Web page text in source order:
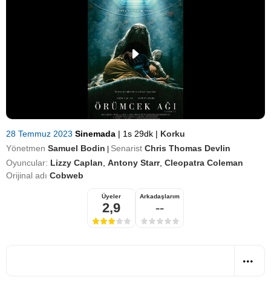
28 Temmuz 2023 Sinemada | 1s 29dk | Korku
Yönetmen Samuel Bodin Senarist Chris Thomas Devlin
Oyuncular: Lizzy Caplan Antony Starr, Cleopatra Coleman
Orijinal adı Cobweb
Üyeler
2,9
Arkadaşlarım
--